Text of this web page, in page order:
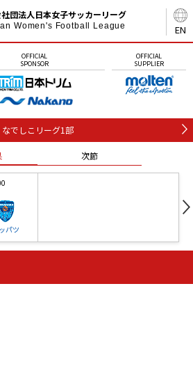
EN
団法人日本女子サッカーリーグ
Women's Football League
OFFICIAL
SPONSOR
OFFICIAL
SUPPLIER
なでしこリーグ1部
次節
パツ
石人の星